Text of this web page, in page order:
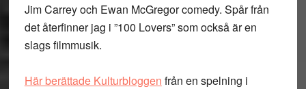
Jim Carrey och Ewan McGregor comedy. Spår från
det återfinner jag i ”100 Lovers” som också är en
slags filmmusik.
Här berättade Kulturbloggen från en spelning i